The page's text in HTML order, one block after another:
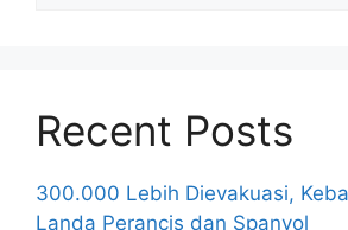
Recent Posts
300.000 Lebih Dievakuasi,
Landa Perancis dan Spanyol